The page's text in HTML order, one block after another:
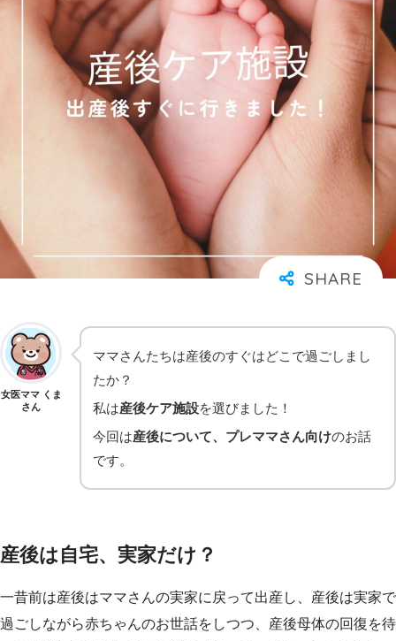
女医ママ くま
さん
ママさんたちは産後のすぐはどこで過ごしまし
たか？
私は産後ケア施設を選びました！
今回は産後について、プレママさん向けのお話
です。
産後は自宅、実家だけ？
一昔前は産後はママさんの実家に戻って出産し、産後は実家で
過ごしながら赤ちゃんのお世話をしつつ、産後母体の回復を待